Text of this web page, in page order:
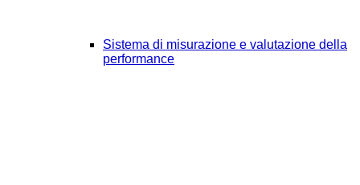
Sistema di misurazione e valutazione della
performance